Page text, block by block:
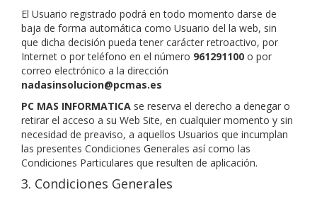
El Usuario registrado podrá en todo momento darse de
baja de forma automática como Usuario del la web, sin
que dicha decisión pueda tener carácter retroactivo, por
Internet o por teléfono en el número 961291100 o por
correo electrónico a la dirección
nadasinsolucion@pcmas.es
PC MAS INFORMATICA se reserva el derecho a denegar o
retirar el acceso a su Web Site, en cualquier momento y sin
necesidad de preaviso, a aquellos Usuarios que incumplan
las presentes Condiciones Generales así como las
Condiciones Particulares que resulten de aplicación.
3. Condiciones Generales